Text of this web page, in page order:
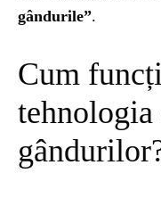
gândurile”.
Cum
tehnologia
NATURĂ 1
Barajul
Pământului: